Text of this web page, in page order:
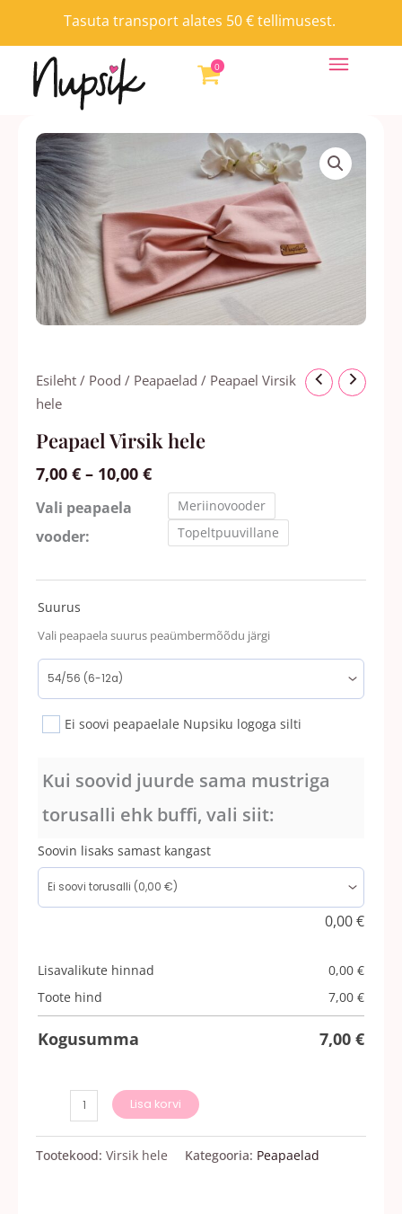
content
Tasuta transport alates 50 € tellimusest.
0
Esileht / Pood / Peapaelad / Peapael Virsik
hele
Peapael Virsik hele
7,00 € – 10,00 €
Hinnavahemik:
10,00 €
Vali peapaela
vooder:
Meriinovooder
Topeltpuuvillane
Suurus
Vali peapaela suurus peaümbermõõdu järgi
Ei soovi peapaelale Nupsiku logoga silti
Kui soovid juurde sama mustriga
torusalli ehk buffi, vali siit:
Soovin lisaks samast kangast
0,00€
Lisavalikute hinnad 0,00 €
Toote hind
7,00 €
Kogusumma 7,00 €
Peapael
Virsik
kogus
Lisa korvi
Tootekood: Virsik hele Kategooria: Peapaelad